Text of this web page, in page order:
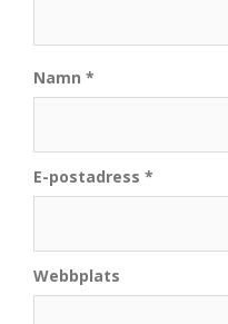
Namn *
E-postadress *
Webbplats